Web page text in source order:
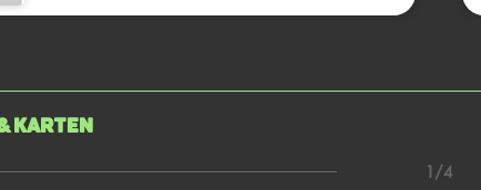
Karten
1/4